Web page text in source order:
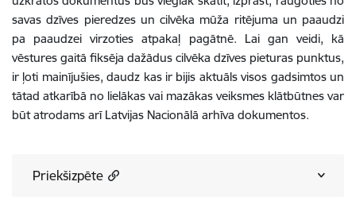
savas dzīves pieredzes un cilvēka mūža ritējuma un paaudzi
pa paaudzei virzoties atpakaļ pagātnē. Lai gan veidi, kā
vēstures gaitā fiksēja dažādus cilvēka dzīves pieturas punktus,
ir ļoti mainījušies, daudz kas ir bijis aktuāls visos gadsimtos un
tātad atkarībā no lielākas vai mazākas veiksmes klātbūtnes var
būt atrodams arī Latvijas Nacionālā arhīva dokumentos.
Priekšizpēte